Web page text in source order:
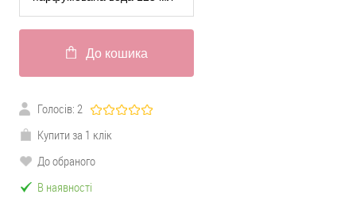
До кошика
Голосів: 2
Купити за 1 клік
До обраного
В наявності